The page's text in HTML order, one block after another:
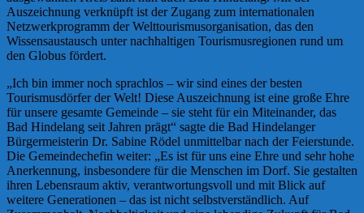
Auszeichnung verknüpft ist der Zugang zum internationalen
Netzwerkprogramm der Welttourismusorganisation, das den
Wissensaustausch unter nachhaltigen Tourismusregionen rund um
den Globus fördert.
„Ich bin immer noch sprachlos – wir sind eines der besten
Tourismusdörfer der Welt! Diese Auszeichnung ist eine große Ehre
für unsere gesamte Gemeinde – sie steht für ein Miteinander, das
Bad Hindelang seit Jahren prägt“ sagte die Bad Hindelanger
Bürgermeisterin Dr. Sabine Rödel unmittelbar nach der Feierstunde.
Die Gemeindechefin weiter: „Es ist für uns eine Ehre und sehr hohe
Anerkennung, insbesondere für die Menschen im Dorf. Sie gestalten
ihren Lebensraum aktiv, verantwortungsvoll und mit Blick auf
weitere Generationen – das ist nicht selbstverständlich. Auf